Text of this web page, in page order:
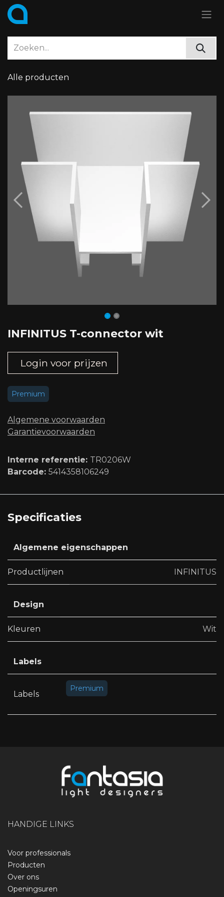
Overslaan naar inhoud
Alle producten
INFINITUS T-connector wit
Login voor prijzen
Premium
Algemene voorwaard​en
Garantievoorwaarden
Interne referentie: TR0206W
Barcode: 5414358106249
Specificaties
Algemene eigenschappen
Productlijnen INFINITUS
Design
Kleuren Wit
Labels
Labels
Premium
HANDIGE LINKS
Voor professionals
Producten
Over ons
Openingsuren